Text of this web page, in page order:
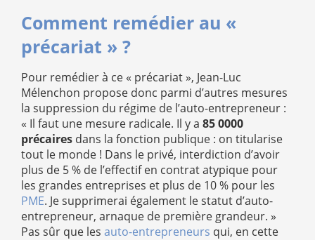
Comment remédier au «
précariat » ?
Pour remédier à ce « précariat », Jean-Luc
Mélenchon propose donc parmi d’autres mesures
la suppression du régime de l’auto-entrepreneur :
« Il faut une mesure radicale. Il y a 85 0000
précaires dans la fonction publique : on titularise
tout le monde ! Dans le privé, interdiction d’avoir
plus de 5 % de l’effectif en contrat atypique pour
les grandes entreprises et plus de 10 % pour les
PME. Je supprimerai également le statut d’auto-
entrepreneur, arnaque de première grandeur. »
Pas sûr que les auto-entrepreneurs qui, en cette